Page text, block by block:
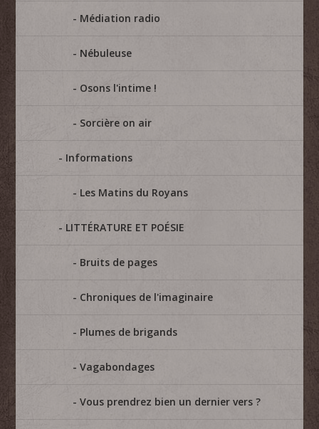
Médiation radio
Nébuleuse
Osons l'intime !
Sorcière on air
Informations
Les Matins du Royans
LITTÉRATURE ET POÉSIE
Bruits de pages
Chroniques de l'imaginaire
Plumes de brigands
Vagabondages
Vous prendrez bien un dernier vers ?